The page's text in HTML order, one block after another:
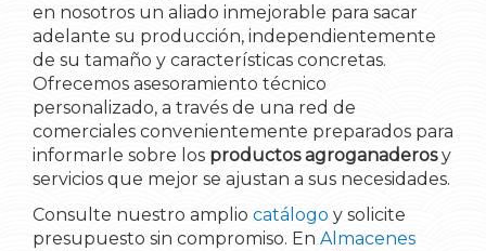
en nosotros un aliado inmejorable para sacar
adelante su producción, independientemente
de su tamaño y características concretas.
Ofrecemos asesoramiento técnico
personalizado, a través de una red de
comerciales convenientemente preparados para
informarle sobre los productos agroganaderosy
servicios que mejor se ajustan a sus necesidades.
Consulte nuestro amplio catálogo y solicite
presupuesto sin compromiso. En Almacenes